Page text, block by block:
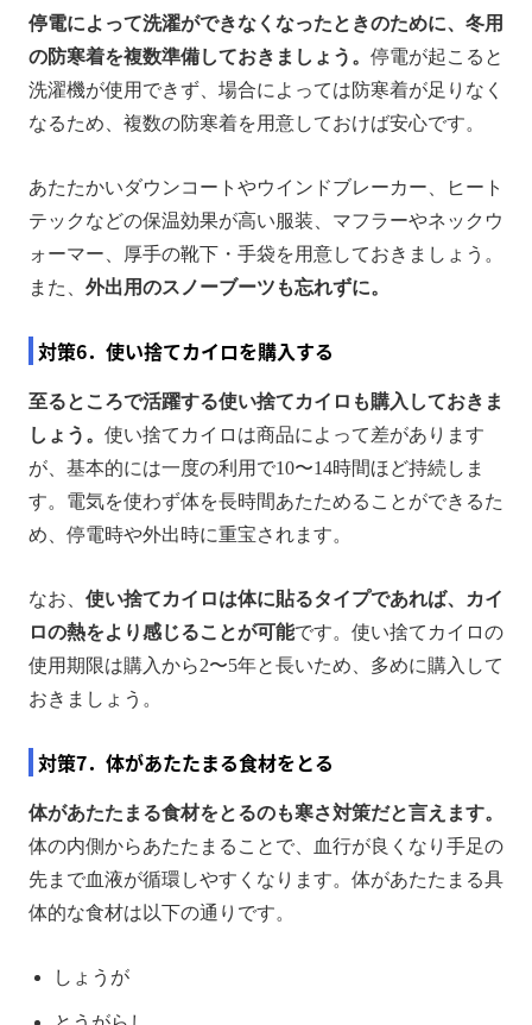
停電によって洗濯ができなくなったときのために、冬用
の防寒着を複数準備しておきましょう。 停電が起こると
洗濯機が使用できず、場合によっては防寒着が足りなく
なるため、複数の防寒着を用意しておけば安心です。
あたたかいダウンコートやウインドブレーカー、ヒート
テックなどの保温効果が高い服装、マフラーやネックウ
ォーマー、厚手の靴下・手袋を用意しておきましょう。
また、 外出用のスノーブーツも忘れずに。
対策6．使い捨てカイロを購入する
至るところで活躍する使い捨てカイロも購入しておきま
しょう。 使い捨てカイロは商品によって差があります
が、基本的には一度の利用で10〜14時間ほど持続しま
す。電気を使わず体を長時間あたためることができるた
め、停電時や外出時に重宝されます。
なお、 使い捨てカイロは体に貼るタイプであれば、カイ
ロの熱をより感じることが可能です。使い捨てカイロの
使用期限は購入から2〜5年と長いため、多めに購入して
おきましょう。
対策7．体があたたまる食材をとる
体があたたまる食材をとるのも寒さ対策だと言えます。
体の内側からあたたまることで、血行が良くなり手足の
先まで血液が循環しやすくなります。体があたたまる具
体的な食材は以下の通りです。
しょうが